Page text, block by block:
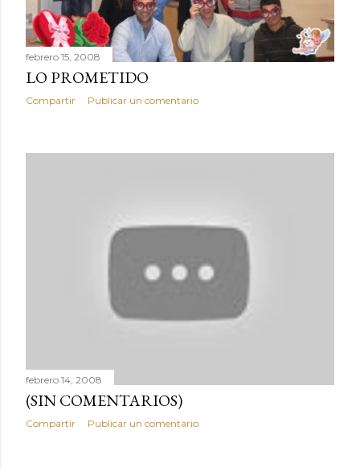
febrero 15, 2008
LO PROMETIDO
Compartir Publicar un comentario
febrero 14, 2008
(SIN COMENTARIOS)
Compartir Publicar un comentario